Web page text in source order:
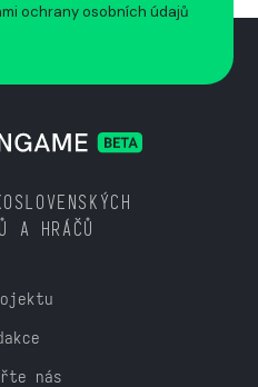
ochrany osobních údajů
A HRÁČŮ
nás